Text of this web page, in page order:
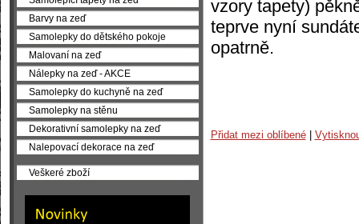
vzory tapety)
teprve nyní
opatrně.
Přidat mezi oblíbené|
Barvy na zeď
Samolepky do dětského pokoje
Malovaní na zeď
Nálepky na zeď - AKCE
Samolepky do kuchyně na zeď
Samolepky na stěnu
Dekorativní samolepky na zeď
Nalepovací dekorace na zeď
Veškeré zboží